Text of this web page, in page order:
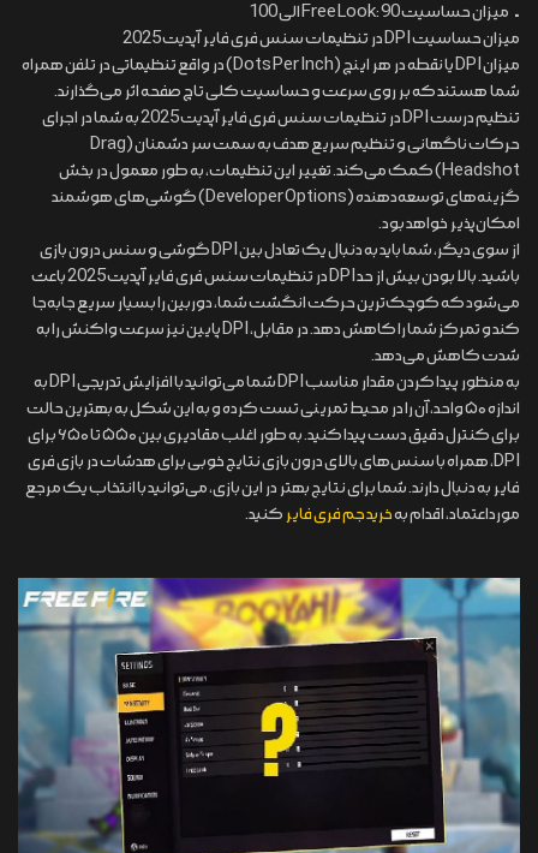
• میزان حساسیت Free Look: 90 الی 100
میزان حساسیت DPI در تنظیمات سنس فری فایر آپدیت 2025
میزان DPI یا نقطه در هر اینچ (Dots Per Inch) در واقع تنظیماتی در تلفن همراه
شما هستند که بر روی سرعت و حساسیت کلی تاچ صفحه اثر می‌گذارند.
تنظیم درست DPI در تنظیمات سنس فری فایر آپدیت 2025 به شما در اجرای
حرکات ناگهانی و تنظیم سریع هدف به سمت سر دشمنان (Drag
Headshot) کمک می‌کند. تغییر این تنظیمات، به طور معمول در بخش
گزینه‌های توسعه‌دهنده (Developer Options) گوشی‌های هوشمند
امکان‌پذیر خواهد بود.
از سوی دیگر، شما باید به دنبال یک تعادل بین DPI گوشی و سنس درون بازی
باشید. بالا بودن بیش از حد DPI در تنظیمات سنس فری فایر آپدیت 2025 باعث
می‌شود که کوچک‌ترین حرکت انگشت شما، دوربین را بسیار سریع جابه‌جا
کند و تمرکز شما را کاهش دهد. در مقابل، DPI پایین نیز سرعت واکنش را به
شدت کاهش می‌دهد.
به منظور پیدا کردن مقدار مناسب DPI شما می‌توانید با افزایش تدریجی DPI به
اندازه ۵۰ واحد، آن را در محیط تمرینی تست کرده و به این شکل به بهترین حالت
برای کنترل دقیق دست پیدا کنید. به طور اغلب مقادیری بین ۵۵۰ تا ۶۵۰ برای
DPI، همراه با سنس‌های بالای درون بازی نتایج خوبی برای هدشات در بازی فری
فایر به دنبال دارند. شما برای نتایج بهتر در این بازی، می‌توانید با انتخاب یک مرجع
مورداعتماد، اقدام بهخرید جم فری فایر کنید.